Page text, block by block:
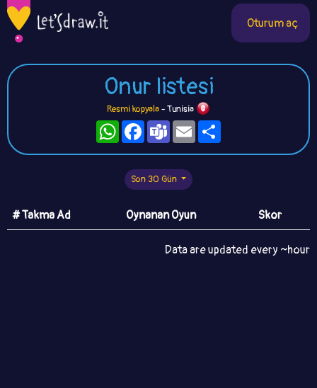
Oturum aç
Onur listesi
Resmi kopyala- Tunisia
WhatsAppFacebook
TeamsEmail
Son 30 Gün
# Takma Ad Oynanan Oyun Skor
Data are updated every ~hour